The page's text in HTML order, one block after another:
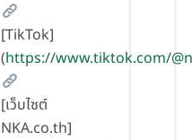
[TikTok]
(https://www.tiktok.com/
[เว็บไซต์
NKA.co.th]